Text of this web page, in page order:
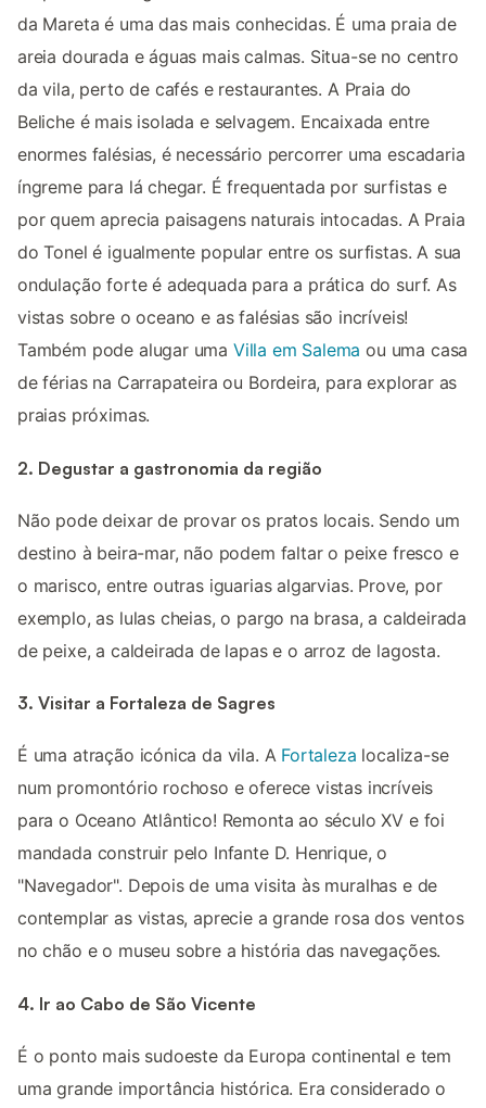
da Mareta é uma das mais conhecidas. É uma praia de
areia dourada e águas mais calmas. Situa-se no centro
da vila, perto de cafés e restaurantes. A Praia do
Beliche é mais isolada e selvagem. Encaixada entre
enormes falésias, é necessário percorrer uma escadaria
íngreme para lá chegar. É frequentada por surfistas e
por quem aprecia paisagens naturais intocadas. A Praia
do Tonel é igualmente popular entre os surfistas. A sua
ondulação forte é adequada para a prática do surf. As
vistas sobre o oceano e as falésias são incríveis!
Também pode alugar uma Villa em Salema ou uma casa
de férias na Carrapateira ou Bordeira, para explorar as
praias próximas.
2. Degustar a gastronomia da região
Não pode deixar de provar os pratos locais. Sendo um
destino à beira-mar, não podem faltar o peixe fresco e
o marisco, entre outras iguarias algarvias. Prove, por
exemplo, as lulas cheias, o pargo na brasa, a caldeirada
de peixe, a caldeirada de lapas e o arroz de lagosta.
3. Visitar a Fortaleza de Sagres
É uma atração icónica da vila. A Fortaleza localiza-se
num promontório rochoso e oferece vistas incríveis
para o Oceano Atlântico! Remonta ao século XV e foi
mandada construir pelo Infante D. Henrique, o
"Navegador". Depois de uma visita às muralhas e de
contemplar as vistas, aprecie a grande rosa dos ventos
no chão e o museu sobre a história das navegações.
4. Ir ao Cabo de São Vicente
É o ponto mais sudoeste da Europa continental e tem
uma grande importância histórica. Era considerado o